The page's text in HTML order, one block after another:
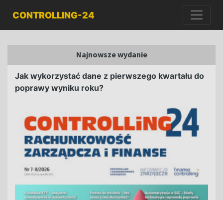
CONTROLLING-24
Najnowsze wydanie
Jak wykorzystać dane z pierwszego kwartału do
poprawy wyniku roku?